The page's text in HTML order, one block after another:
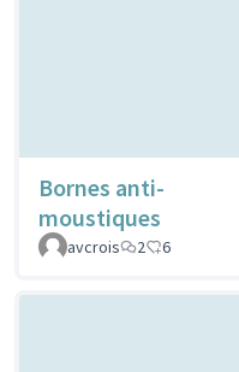
Bornes anti-
moustiques
avcrois
2 6